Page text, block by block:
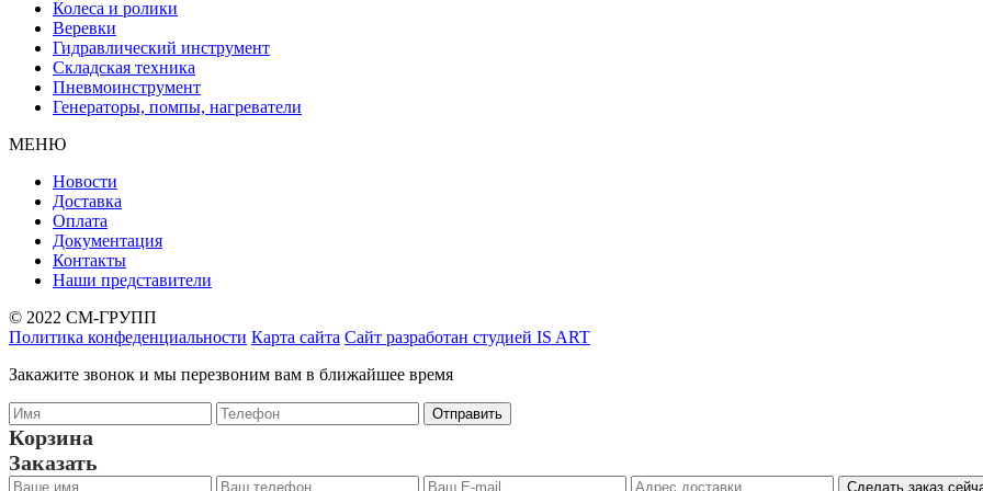
Колеса и ролики
Веревки
Гидравлический инструмент
Складская техника
Пневмоинструмент
Генераторы, помпы, нагреватели
МЕНЮ
Новости
Доставка
Оплата
Документация
Контакты
Наши представители
© 2022 СМ-ГРУПП
Политика конфеденциальности Карта сайта Сайт разработан студией IS ART
Закажите звонок и мы перезвоним вам в ближайшее время
Корзина
Заказать
Сделать заказ